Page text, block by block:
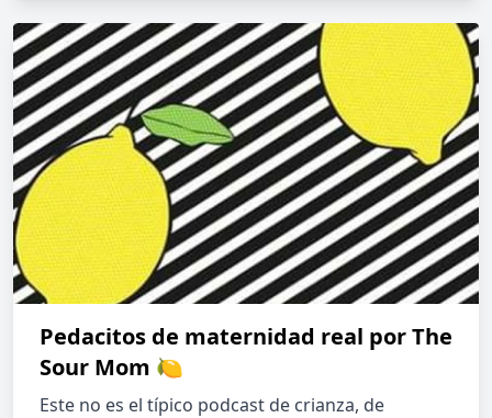
Pedacitos de maternidad real por The
Sour Mom 🍋
Este no es el típico podcast de crianza, de